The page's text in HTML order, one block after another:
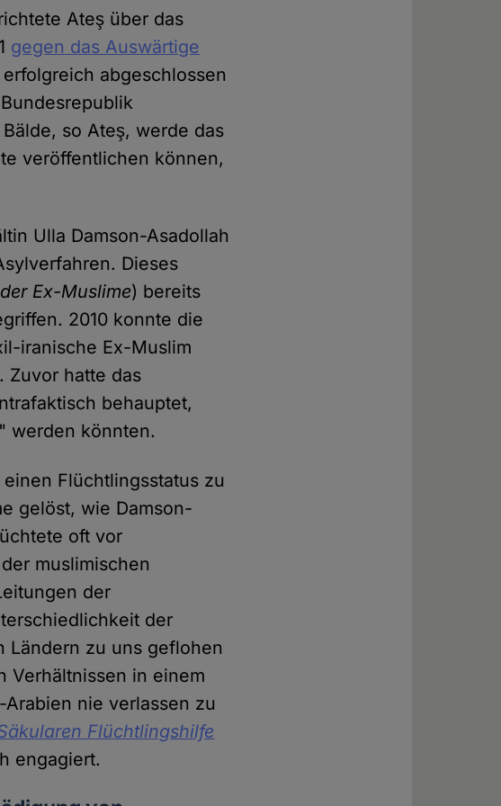
Ateş über das
gegen das Auswärtige
abgeschlossen
so Ateş, werde das
veröffentlichen können,
Ulla Damson-Asadollah
Dieses
Ex-Muslime) bereits
2010 konnte die
iranische Ex-Muslim
Zuvor hatte das
behauptet,
werden könnten.
Flüchtlingsstatus zu
gelöst, wie Damson-
oft vor
muslimischen
der
der
Ländern zu uns geflohen
Verhältnissen in einem
nie verlassen zu
Flüchtlingshilfe
engagiert.